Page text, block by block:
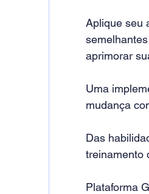
Aplique seu
aprimorar
Uma
mudança
Das
treinamento
Plataforma